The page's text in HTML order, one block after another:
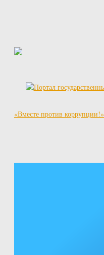
«Вместе против коррупции!»